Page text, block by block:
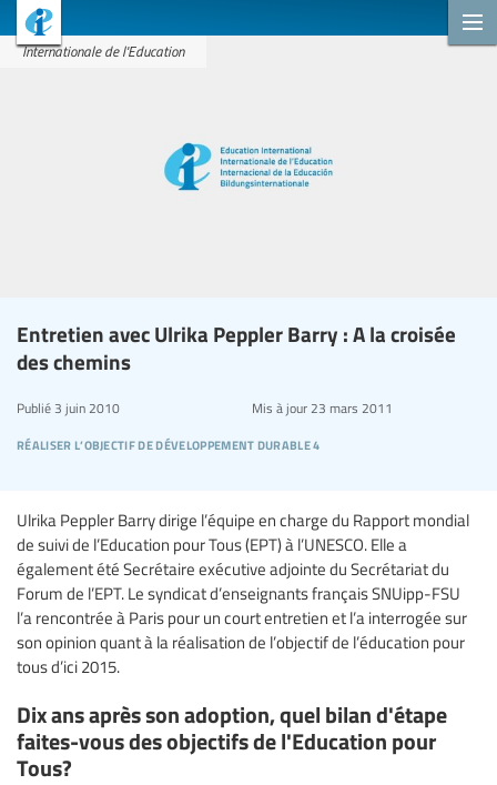
Internationale de l'Education
Entretien avec Ulrika Peppler Barry : A la croisée
des chemins
réaliser l’objectif de développement durable 4
Publié 3 juin 2010 Mis à jour23 mars 2011
Ulrika Peppler Barry dirige l’équipe en charge du Rapport mondial
de suivi de l’Education pour Tous (EPT) à l’UNESCO. Elle a
également été Secrétaire exécutive adjointe du Secrétariat du
Forum de l’EPT. Le syndicat d’enseignants français SNUipp-FSU
l’a rencontrée à Paris pour un court entretien et l’a interrogée sur
son opinion quant à la réalisation de l’objectif de l’éducation pour
tous d’ici 2015.
Dix ans après son adoption, quel bilan d'étape
faites-vous des objectifs de l'Education pour
Tous?